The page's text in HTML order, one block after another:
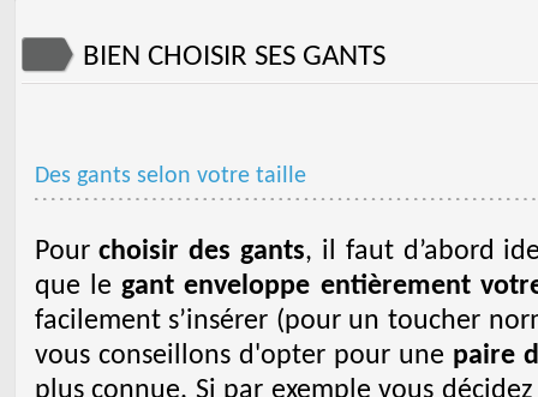
BIEN CHOISIR SES GANTS
Des gants selon votre taille
Pourchoisir des gants, il faut d’abord
que legant enveloppe entièrement
facilement s’insérer (pour un toucher
vous conseillons d'opter pour une paire
plus connue. Si par exemple vous décidez